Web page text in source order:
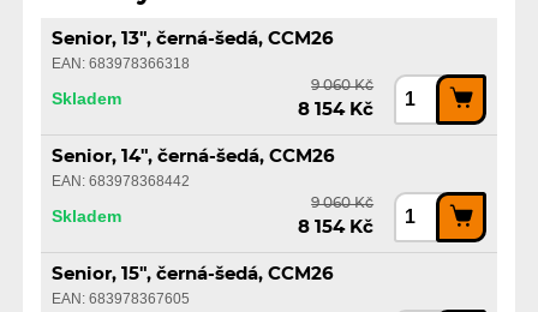
Senior, 13", černá-šedá, CCM26
EAN: 683978366318
Skladem
9 060 Kč
8 154 Kč
Senior, 14", černá-šedá, CCM26
EAN: 683978368442
Skladem
9 060 Kč
8 154 Kč
Senior, 15", černá-šedá, CCM26
EAN: 683978367605